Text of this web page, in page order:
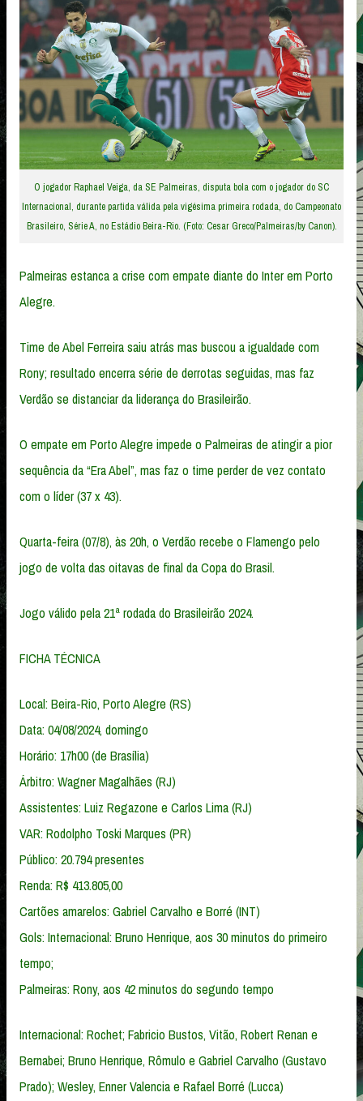
O jogador Raphael Veiga, da SE Palmeiras, disputa bola com o jogador do SC
Internacional, durante partida válida pela vigésima primeira rodada, do Campeonato
Brasileiro, Série A, no Estádio Beira-Rio. (Foto: Cesar Greco/Palmeiras/by Canon).
Palmeiras estanca a crise com empate diante do Inter em Porto
Alegre.
Time de Abel Ferreira saiu atrás mas buscou a igualdade com
Rony; resultado encerra série de derrotas seguidas, mas faz
Verdão se distanciar da liderança do Brasileirão.
O empate em Porto Alegre impede o Palmeiras de atingir a pior
sequência da “Era Abel”, mas faz o time perder de vez contato
com o líder (37 x 43).
Quarta-feira (07/8), às 20h, o Verdão recebe o Flamengo pelo
jogo de volta das oitavas de final da Copa do Brasil.
Jogo válido pela 21ª rodada do Brasileirão 2024.
FICHA TÉCNICA
Local: Beira-Rio, Porto Alegre (RS)
Data: 04/08/2024, domingo
Horário: 17h00 (de Brasília)
Árbitro: Wagner Magalhães (RJ)
Assistentes: Luiz Regazone e Carlos Lima (RJ)
VAR: Rodolpho Toski Marques (PR)
Público: 20.794 presentes
Renda: R$ 413.805,00
Cartões amarelos: Gabriel Carvalho e Borré (INT)
Gols: Internacional: Bruno Henrique, aos 30 minutos do primeiro
tempo;
Palmeiras: Rony, aos 42 minutos do segundo tempo
Internacional: Rochet; Fabricio Bustos, Vitão, Robert Renan e
Bernabei; Bruno Henrique, Rômulo e Gabriel Carvalho (Gustavo
Prado); Wesley, Enner Valencia e Rafael Borré (Lucca)